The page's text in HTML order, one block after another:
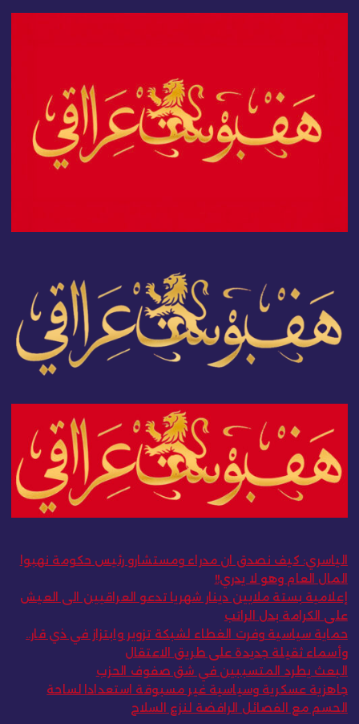
الياسري: كيف نصدق ان مدراء ومستشارو رئيس حكومة نهبوا
المال العام وهو لا يدري!!
إعلامية بستة ملايين دينار شهريا تدعو العراقيين الى العيش
على الكرامة بدل الراتب
حماية سياسية وفرت الغطاء لشبكة تزوير وابتزاز في ذي قار..
وأسماء ثقيلة جديدة على طريق الاعتقال
البعث يطرد المتسببين في شق صفوف الحزب
جاهزية عسكرية وسياسية غير مسبوقة استعدادا لساحة
الحسم مع الفصائل الرافضة لنزع السلاح